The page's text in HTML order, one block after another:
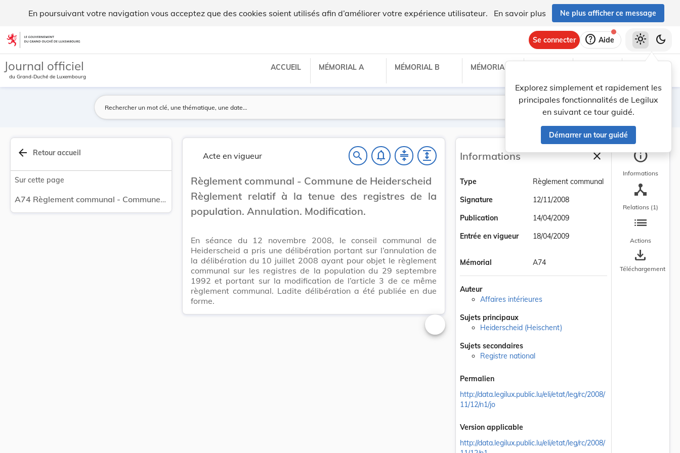
En poursuivant votre navigation vous acceptez que des cookies soient utilisés afin d’améliorer votre expérience utilisateur. En savoir plus Ne plus afficher ce message
Aller au contenu
Se connecter help Aide
Explorez simplement et rapidement les
principales fonctionnalités de Legilux
en suivant ce tour guidé.
Démarrer un tour guidé
light_mode dark_mode
Journal officiel
du Grand-Duché de Luxembourg
ACCUEIL MÉMORIAL A MÉMORIAL B MÉMORIAL C
Lancer la recherche
Filtres
arrow_back Retour accueil
Sur cette page
A74 Règlement communal - Commune de Heiderscheid Règlement relatif à la tenue des registres de la population. Annulation. Modification.
Acte en vigueur search notifications_none compress expand
Règlement communal - Commune de Heiderscheid
Règlement relatif à la tenue des registres de la
population. Annulation. Modification.
En séance du 12 novembre 2008, le conseil communal de
Heiderscheid a pris une délibération portant sur l’annulation de
la délibération du 10 juillet 2008 ayant pour objet le règlement
communal sur les registres de la population du 29 septembre
1992 et portant sur la modification de l’article 3 de ce même
règlement communal. Ladite délibération a été publiée en due
forme.
Changer la taille du texte
Informations closeFermer la barre
Type
Règlement communal
Signature
12/11/2008
Publication
14/04/2009
Entrée en vigueur
18/04/2009
Mémorial A74
Auteur
Affaires intérieures
Sujets principaux
Heiderscheid (Heischent)
Sujets secondaires
Registre national
Permalien
http://data.legilux.public.lu/eli/etat/leg/rc/2008/
11/12/n1/jo
Version applicable
http://data.legilux.public.lu/eli/etat/leg/rc/2008/
info
Informations
device_hub
Relations (1)
list
Actions
save_alt
Téléchargement